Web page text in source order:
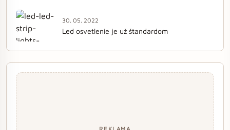
30. 05. 2022
Led osvetlenie je už štandardom
REKLAMA